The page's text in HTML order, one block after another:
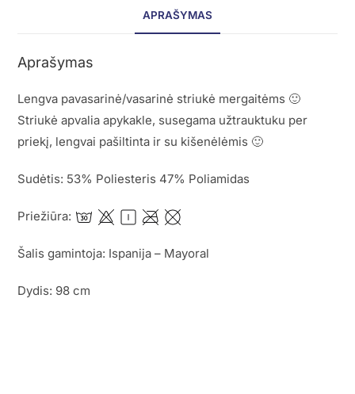
APRAŠYMAS
Aprašymas
Lengva pavasarinė/vasarinė striukė mergaitėms 🙂
Striukė apvalia apykakle, susegama užtrauktuku per
priekį, lengvai pašiltinta ir su kišenėlėmis 🙂
Sudėtis: 53% Poliesteris 47% Poliamidas
Priežiūra:
Šalis gamintoja: Ispanija – Mayoral
Dydis: 98 cm